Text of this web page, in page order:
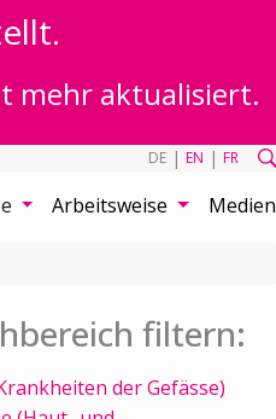
mehr aktualisiert.
DE | EN | FR
Arbeitsweise Medien
filtern:
der Gefässe)